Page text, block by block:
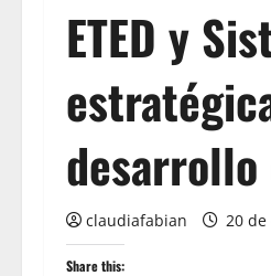
ETED y
claudiafabian 20 de
Share this: